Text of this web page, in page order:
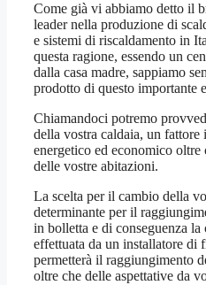
Come già vi abbiamo detto il
leader nella produzione di
e sistemi di riscaldamento in
questa ragione, essendo un
dalla casa madre, sappiamo
prodotto di questo importante
Chiamandoci potremo
della vostra caldaia, un
energetico ed economico oltre
delle vostre abitazioni.
La scelta per il cambio della
determinante per il
in bolletta e di conseguenza
effettuata da un installatore di
permetterà il raggiungimento
oltre che delle aspettative da